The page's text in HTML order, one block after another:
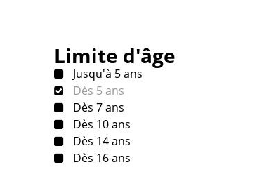
Limite d'âge
Jusqu'à 5 ans
Dès 5 ans
Dès 7 ans
Dès 10 ans
Dès 14 ans
Dès 16 ans